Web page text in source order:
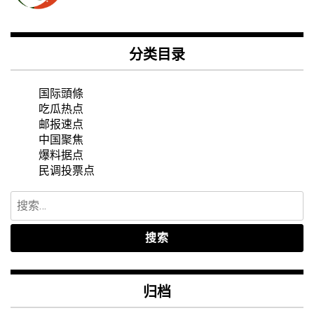
分类目录
国际頭條
吃瓜热点
邮报速点
中国聚焦
爆料据点
民调投票点
搜
索：
归档